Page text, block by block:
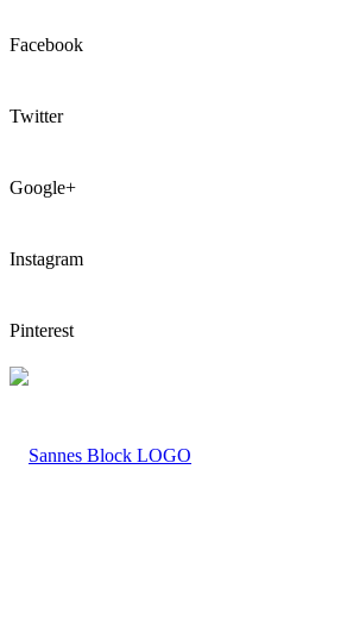
Facebook
Twitter
Google+
Instagram
Pinterest
LOGO